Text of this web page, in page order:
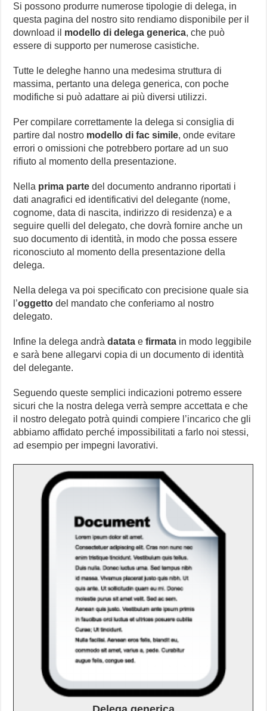
Si possono produrre numerose tipologie di delega, in
questa pagina del nostro sito rendiamo disponibile per il
download il modello di delega generica, che può
essere di supporto per numerose casistiche.
Tutte le deleghe hanno una medesima struttura di
massima, pertanto una delega generica, con poche
modifiche si può adattare ai più diversi utilizzi.
Per compilare correttamente la delega si consiglia di
partire dal nostro modello di fac simile, onde evitare
errori o omissioni che potrebbero portare ad un suo
rifiuto al momento della presentazione.
Nella prima parte del documento andranno riportati i
dati anagrafici ed identificativi del delegante (nome,
cognome, data di nascita, indirizzo di residenza) e a
seguire quelli del delegato, che dovrà fornire anche un
suo documento di identità, in modo che possa essere
riconosciuto al momento della presentazione della
delega.
Nella delega va poi specificato con precisione quale sia
l’oggetto del mandato che conferiamo al nostro
delegato.
Infine la delega andràdatata efirmata in modo leggibile
e sarà bene allegarvi copia di un documento di identità
del delegante.
Seguendo queste semplici indicazioni potremo essere
sicuri che la nostra delega verrà sempre accettata e che
il nostro delegato potrà quindi compiere l’incarico che gli
abbiamo affidato perché impossibilitati a farlo noi stessi,
ad esempio per impegni lavorativi.